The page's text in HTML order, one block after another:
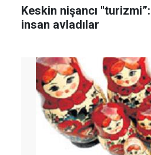
Keskin nişancı
insan avladılar